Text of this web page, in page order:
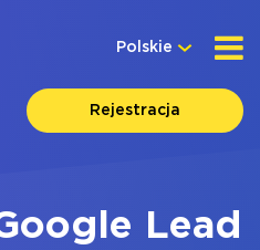
Polskie
Rejestracja
Lead